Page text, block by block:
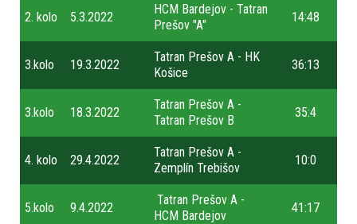
2. kolo 5.3.2022
HCM Bardejov - Tatran
Prešov "A"
14:48
3.kolo 19.3.2022
Tatran Prešov A - HK
Košice
36:13
3.kolo 18.3.2022
Tatran Prešov A -
Tatran Prešov B
35:4
4. kolo 29.4.2022
Tatran Prešov A -
Zemplín Trebišov
10:0
5.kolo 9.4.2022
Tatran Prešov A -
HCM Bardejov
41:17